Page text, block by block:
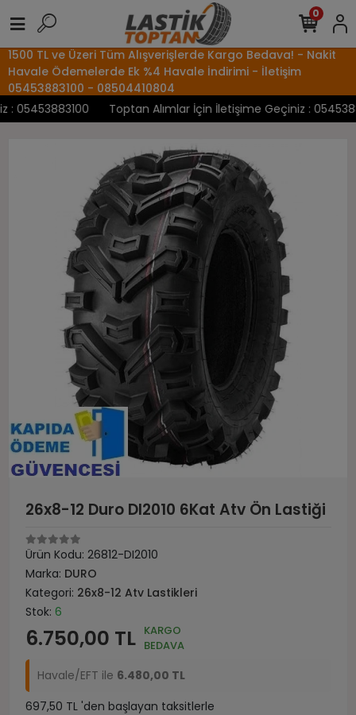
1500 TL ve Üzeri Tüm Alışverişlerde Kargo Bedava! - Nakit
Havale Ödemelerde Ek %4 Havale İndirimi - İletişim
05453883100 - 08504410804
Toptan Alımlar İçin İletişime Geçiniz :
0
26x8-12 Duro DI2010 6Kat Atv Ön Lastiği
Ürün Kodu: 26812-DI2010
Marka: DURO
Kategori: 26x8-12 Atv Lastikleri
Stok: 6
6.750,00 TL KARGO
BEDAVA
Havale/EFT ile 6.480,00 TL
697,50 TL 'den başlayan taksitlerle